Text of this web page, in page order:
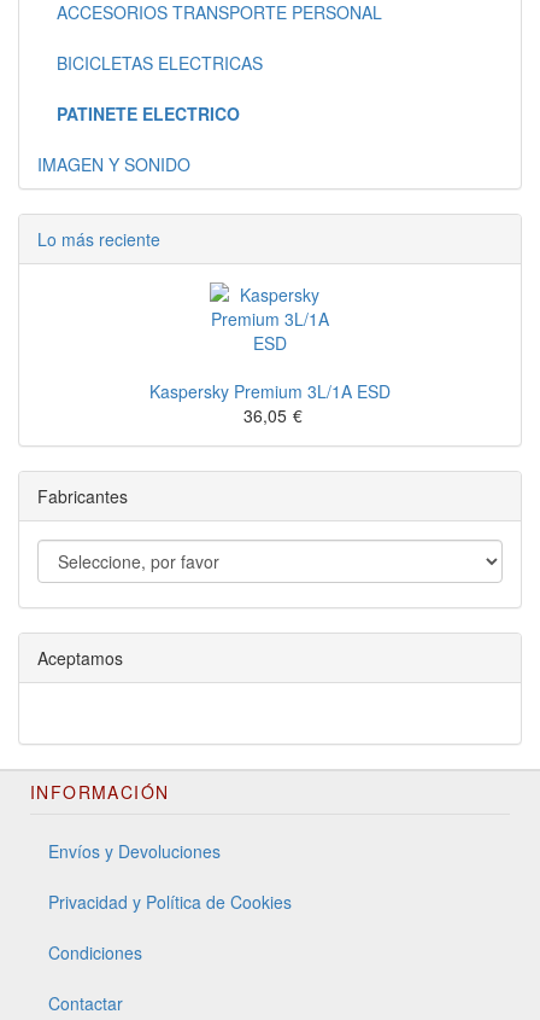
ACCESORIOS TRANSPORTE PERSONAL
BICICLETAS ELECTRICAS
PATINETE ELECTRICO
IMAGEN Y SONIDO
Lo más reciente
Kaspersky Premium 3L/1A ESD
36,05 €
Fabricantes
Aceptamos
INFORMACIÓN
Envíos y Devoluciones
Privacidad y Política de Cookies
Condiciones
Contactar